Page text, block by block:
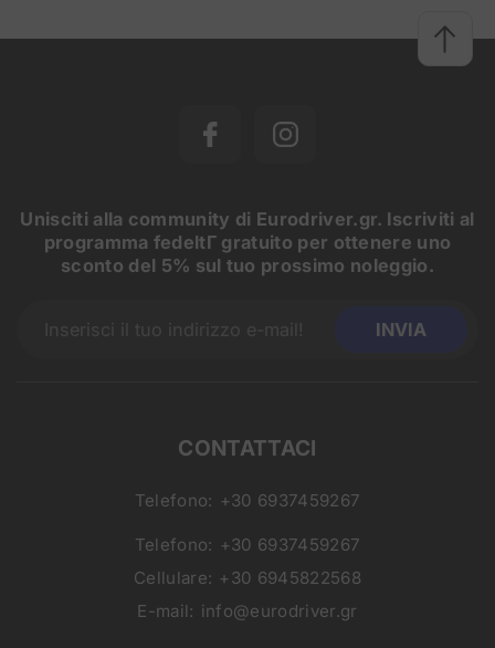
Unisciti alla community di Eurodriver.gr. Iscriviti al
programma fedeltΓ gratuito per ottenere uno
sconto del 5% sul tuo prossimo noleggio.
CONTATTACI
Telefono: +30 6937459267
Telefono: +30 6937459267
Cellulare: +30 6945822568
E-mail: info@eurodriver.gr